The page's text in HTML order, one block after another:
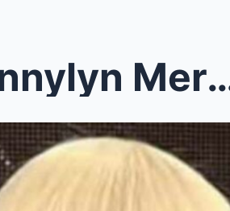
BREAKING NEWS !!